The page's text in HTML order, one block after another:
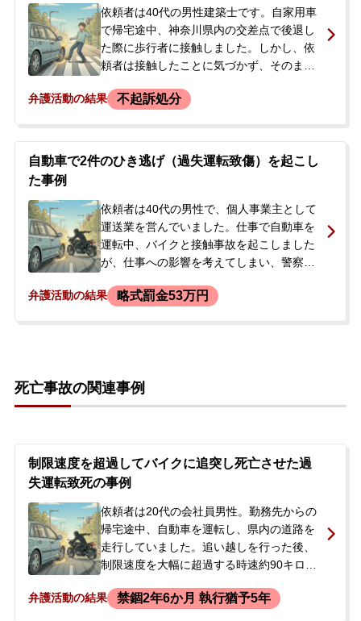
ことになりました。
依頼者は40代の男性建築士です。自家用車
で帰宅途中、神奈川県内の交差点で後退し
た際に歩行者に接触しました。しかし、依
頼者は接触したことに気づかず、そのまま
事故の通知があり、事情聴取を受けまし
が、接触の認識はなかったと供述しまし
た。被害者は打撲程度の怪我を負っていま
方で、刑事事件としてひき逃げ（救護義務
違反）の容疑もかかっている状況に不安を
覚え、当事務所に相談されました。
弁護活動の結果 不起訴処分
自動車で2件のひき逃げ（過失運転致傷）を起こし
た事例
依頼者は40代の男性で、個人事業主として
運送業を営んでいました。仕事で自動車を
運転中、バイクと接触事故を起こしました
が、仕事への影響を考えてしまい、警察に
いました。その数か月後、再び仕事中に自
発覚することを恐れました。今後の対応
や、先の事故について自首すべきか悩んだ
弁護活動の結果 略式罰金53万円
死亡事故の関連事例
制限速度を超過してバイクに追突し死亡させた過
失運転致死の事例
依頼者は20代の会社員男性。勤務先からの
帰宅途中、自動車を運転し、県内の道路を
走行していました。追い越しを行った後、
制限速度を大幅に超過する時速約90キロで
注意が不十分となり、前方を走行していた
弁護活動の結果 禁錮2年6か月 執行猶予5年